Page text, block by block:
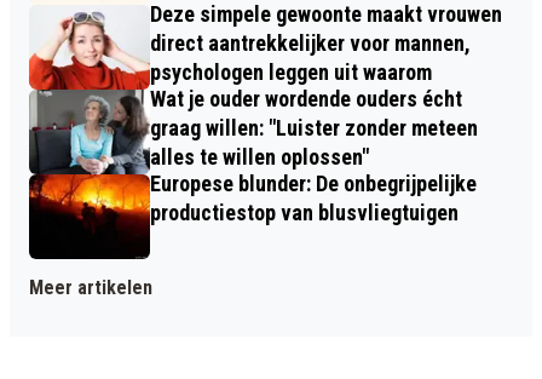
Deze simpele gewoonte maakt vrouwen
direct aantrekkelijker voor mannen,
psychologen leggen uit waarom
Wat je ouder wordende ouders écht
graag willen: "Luister zonder meteen
alles te willen oplossen"
Europese blunder: De onbegrijpelijke
productiestop van blusvliegtuigen
Meer artikelen